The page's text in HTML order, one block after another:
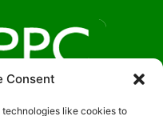
Consent
like cookies to
Sala: 326, Brasilia- DF